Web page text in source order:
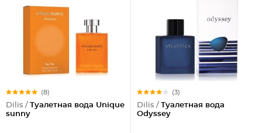
(8)
Dilis / Туалетная вода Unique
sunny
(3)
Dilis / Туалетная вода
Odyssey